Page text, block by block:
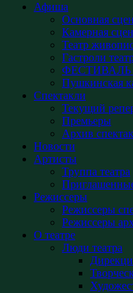
Афиша
Основная
Камерная
Театр
Гастроли
Пушкинская
Спектакли
Текущий
Премьеры
Архив
Новости
Артисты
Труппа театра
Режиссеры
Режиссеры
Режиссеры
О театре
Люди театра